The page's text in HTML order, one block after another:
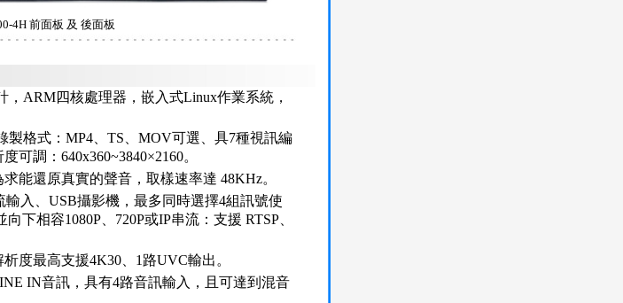
4H 前面板 及 後面板
ARM四核處理器，嵌入式Linux作業系統，
製格式：MP4、TS、MOV可選、具7種視訊編
可調：640x360~3840×2160。
能還原真實的聲音，取樣速率達 48KHz。
入、USB攝影機，最多同時選擇4組訊號使
下相容1080P、720P或IP串流：支援 RTSP、
度最高支援4K30、1路UVC輸出。
IN音訊，具有4路音訊輸入，且可達到混音